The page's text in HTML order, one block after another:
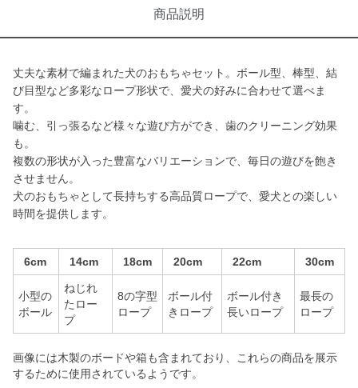
商品説明
丈夫な素材で編まれた犬のおもちゃセット。ボール型、棒型、結
び目型など多彩なロープ形状で、愛犬の好みに合わせて選べま
す。
噛む、引っ張るなど様々な遊び方ができ、歯のクリーニング効果
も。
複数の形状が入った豊富なバリエーションで、毎日の遊びを飽き
させません。
犬のおもちゃとして長持ちする高品質ロープで、愛犬との楽しい
時間を提供します。
6cm 14cm 18cm 20cm 22cm 30cm
小型の
ボール
ねじれ
たロー
プ
8の字型
ロープ
ボール付
きロープ
ボール付き
長いロープ
最長の
ロープ
画像には木製のボードや箱も含まれており、これらの商品を展示
するために使用されているようです。